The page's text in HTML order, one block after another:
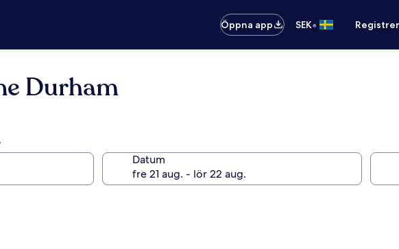
Öppna app
SEK•
Durham
Datum